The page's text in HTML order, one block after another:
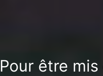
Pour être